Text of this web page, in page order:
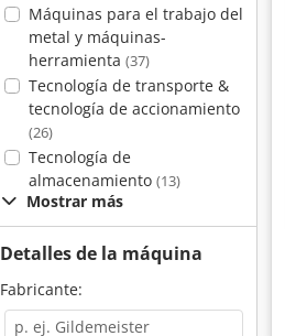
Máquinas para el trabajo del
metal y máquinas-
herramienta (37)
Tecnología de transporte &
tecnología de accionamiento
(26)
Tecnología de
almacenamiento (13)
Mostrar más
Detalles de la máquina
Fabricante: